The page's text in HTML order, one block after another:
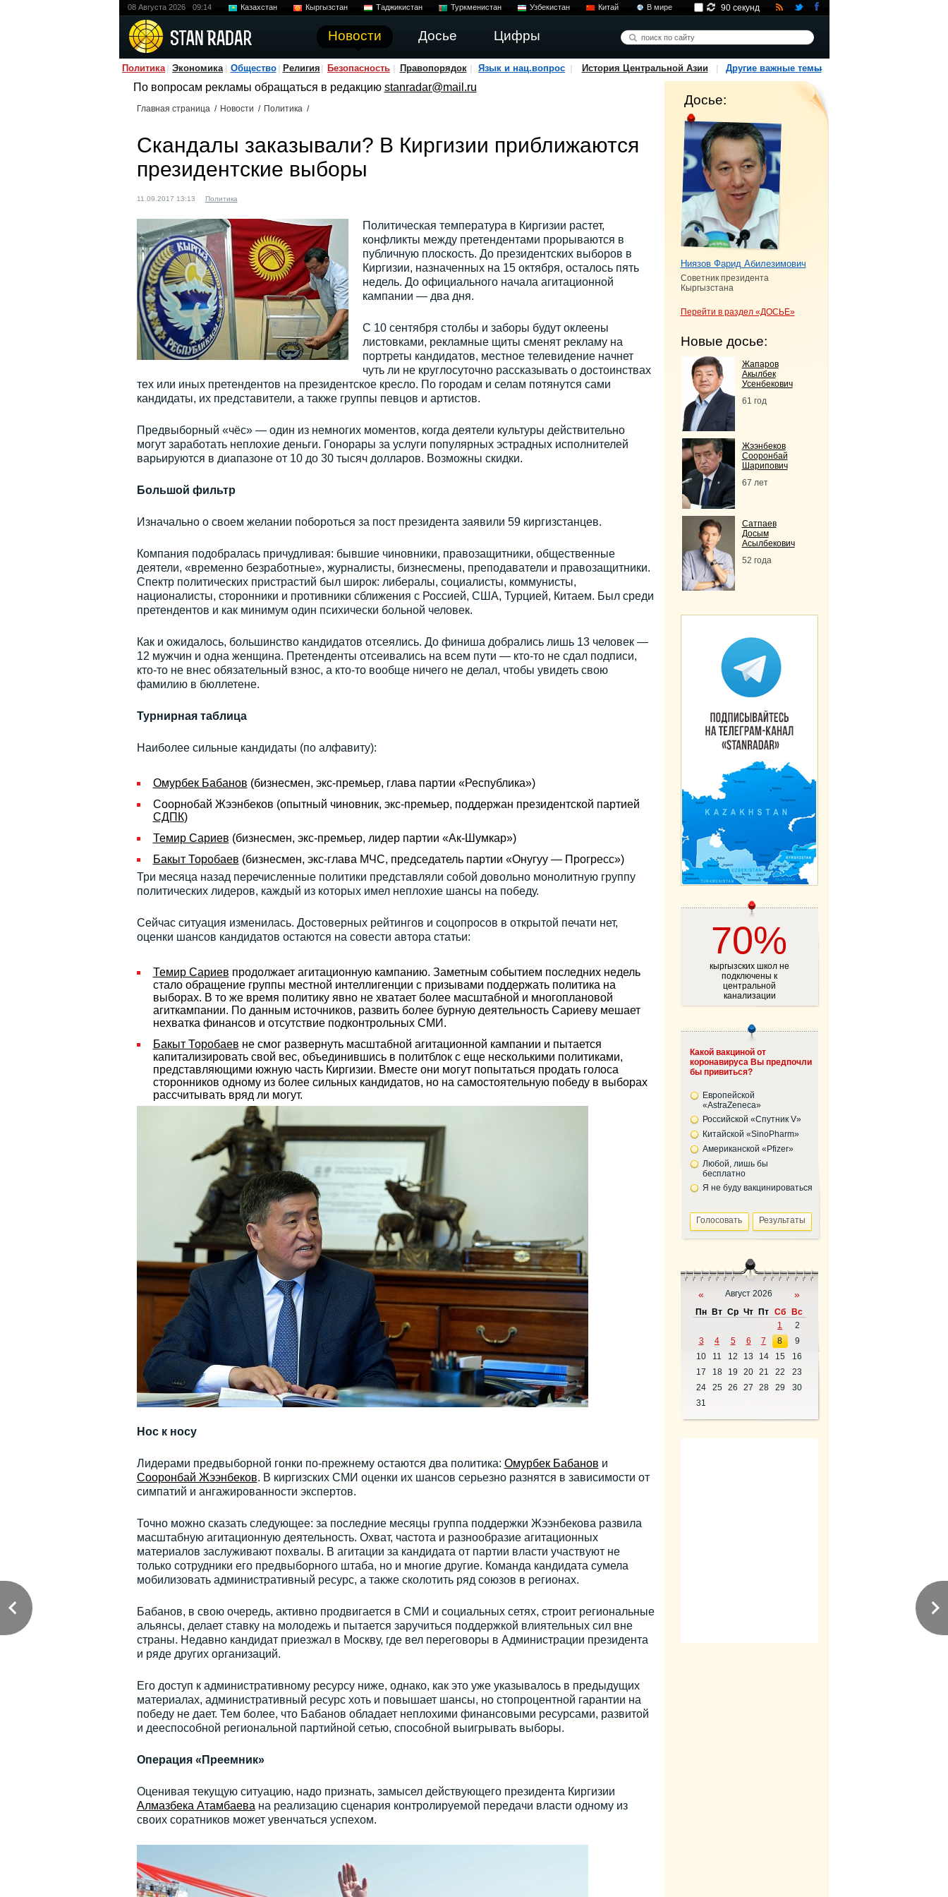
08 Августа 2026 09:14 Казахстан Кыргызстан Таджикистан Туркменистан Узбекистан Китай В мире
Новости Досье Цифры
90 секунд
Политика Экономика Общество Религия Безопасность Правопорядок Язык и нац.вопрос История Центральной Азии Другие важные темы
По вопросам рекламы обращаться в редакцию stanradar@mail.ru
Главная страница / Новости / Политика /
Скандалы заказывали? В Киргизии приближаются
президентские выборы
11.09.2017 13:13 Политика
Политическая температура в Киргизии растет,
конфликты между претендентами прорываются в
публичную плоскость. До президентских выборов в
Киргизии, назначенных на 15 октября, осталось пять
недель. До официального начала агитационной
кампании — два дня.
С 10 сентября столбы и заборы будут оклеены
листовками, рекламные щиты сменят рекламу на
портреты кандидатов, местное телевидение начнет
чуть ли не круглосуточно рассказывать о достоинствах
тех или иных претендентов на президентское кресло. По городам и селам потянутся сами
кандидаты, их представители, а также группы певцов и артистов.
Предвыборный «чёс» — один из немногих моментов, когда деятели культуры действительно
могут заработать неплохие деньги. Гонорары за услуги популярных эстрадных исполнителей
варьируются в диапазоне от 10 до 30 тысяч долларов. Возможны скидки.
Большой фильтр
Изначально о своем желании побороться за пост президента заявили 59 киргизстанцев.
Компания подобралась причудливая: бывшие чиновники, правозащитники, общественные
деятели, «временно безработные», журналисты, бизнесмены, преподаватели и правозащитники.
Спектр политических пристрастий был широк: либералы, социалисты, коммунисты,
националисты, сторонники и противники сближения с Россией, США, Турцией, Китаем. Был среди
претендентов и как минимум один психически больной человек.
Как и ожидалось, большинство кандидатов отсеялись. До финиша добрались лишь 13 человек —
12 мужчин и одна женщина. Претенденты отсеивались на всем пути — кто-то не сдал подписи,
кто-то не внес обязательный взнос, а кто-то вообще ничего не делал, чтобы увидеть свою
фамилию в бюллетене.
Турнирная таблица
Наиболее сильные кандидаты (по алфавиту):
Омурбек Бабанов (бизнесмен, экс-премьер, глава партии «Республика»)
Соорнобай Жээнбеков (опытный чиновник, экс-премьер, поддержан президентской партией
СДПК)
Темир Сариев (бизнесмен, экс-премьер, лидер партии «Ак-Шумкар»)
Бакыт Торобаев (бизнесмен, экс-глава МЧС, председатель партии «Онугуу — Прогресс»)
Три месяца назад перечисленные политики представляли собой довольно монолитную группу
политических лидеров, каждый из которых имел неплохие шансы на победу.
Сейчас ситуация изменилась. Достоверных рейтингов и соцопросов в открытой печати нет,
оценки шансов кандидатов остаются на совести автора статьи:
Темир Сариев продолжает агитационную кампанию. Заметным событием последних недель
стало обращение группы местной интеллигенции с призывами поддержать политика на
выборах. В то же время политику явно не хватает более масштабной и многоплановой
агиткампании. По данным источников, развить более бурную деятельность Сариеву мешает
нехватка финансов и отсутствие подконтрольных СМИ.
Бакыт Торобаев не смог развернуть масштабной агитационной кампании и пытается
капитализировать свой вес, объединившись в политблок с еще несколькими политиками,
представляющими южную часть Киргизии. Вместе они могут попытаться продать голоса
сторонников одному из более сильных кандидатов, но на самостоятельную победу в выборах
рассчитывать вряд ли могут.
Нос к носу
Лидерами предвыборной гонки по-прежнему остаются два политика: Омурбек Бабанов и
Сооронбай Жээнбеков. В киргизских СМИ оценки их шансов серьезно разнятся в зависимости от
симпатий и ангажированности экспертов.
Точно можно сказать следующее: за последние месяцы группа поддержки Жээнбекова развила
масштабную агитационную деятельность. Охват, частота и разнообразие агитационных
материалов заслуживают похвалы. В агитации за кандидата от партии власти участвуют не
только сотрудники его предвыборного штаба, но и многие другие. Команда кандидата сумела
мобилизовать административный ресурс, а также сколотить ряд союзов в регионах.
Бабанов, в свою очередь, активно продвигается в СМИ и социальных сетях, строит региональные
альянсы, делает ставку на молодежь и пытается заручиться поддержкой влиятельных сил вне
страны. Недавно кандидат приезжал в Москву, где вел переговоры в Администрации президента
и ряде других организаций.
Его доступ к административному ресурсу ниже, однако, как это уже указывалось в предыдущих
материалах, административный ресурс хоть и повышает шансы, но стопроцентной гарантии на
победу не дает. Тем более, что Бабанов обладает неплохими финансовыми ресурсами, развитой
и дееспособной региональной партийной сетью, способной выигрывать выборы.
Операция «Преемник»
Оценивая текущую ситуацию, надо признать, замысел действующего президента Киргизии
Алмазбека Атамбаева на реализацию сценария контролируемой передачи власти одному из
своих соратников может увенчаться успехом.
Досье:
Ниязов Фарид Абилезимович
Советник президента
Кыргызстана
Перейти в раздел «ДОСЬЕ»
Новые досье:
Жапаров
Акылбек
Усенбекович
61 год
Жээнбеков
Сооронбай
Шарипович
67 лет
Сатпаев
Досым
Асылбекович
52 года
70%
кыргызских школ не
подключены к
центральной
канализации
Какой вакциной от
коронавируса Вы предпочли
бы привиться?
Европейской
«AstraZeneca»
Российской «Спутник V»
Китайской «SinoPharm»
Американской «Pfizer»
Любой, лишь бы
бесплатно
Я не буду вакцинироваться
« Август 2026 »
Пн Вт Ср Чт Пт Сб
Вс
1
2
3
4 5 6 7 8
9
10
11 12 13 14 15
16
17
18 19 20 21 22
23
24
25 26 27 28 29
30
31